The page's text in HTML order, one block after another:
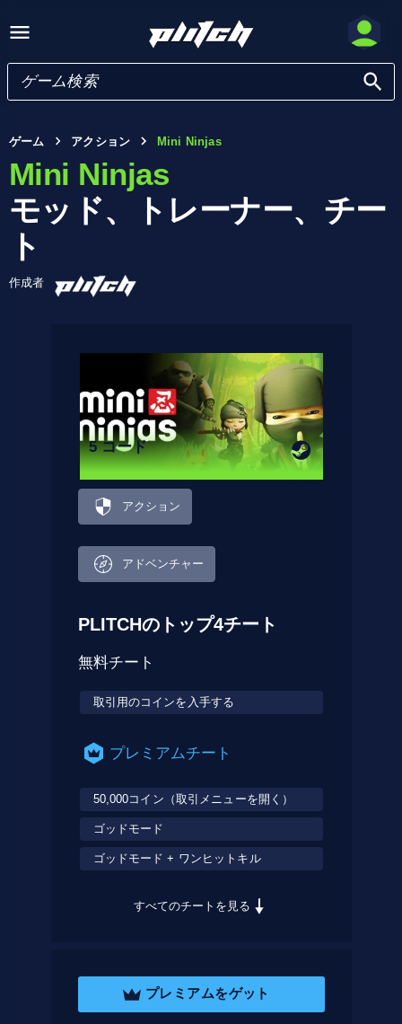
ゲーム アクション Mini Ninjas
Mini Ninjas
モッド、トレーナー、チー
ト
作成者
5 コード
アクション
アドベンチャー
PLITCHのトップ4チート
無料チート
取引用のコインを入手する
プレミアムチート
50,000コイン（取引メニューを開く）
ゴッドモード
ゴッドモード + ワンヒットキル
すべてのチートを見る
プレミアムをゲット